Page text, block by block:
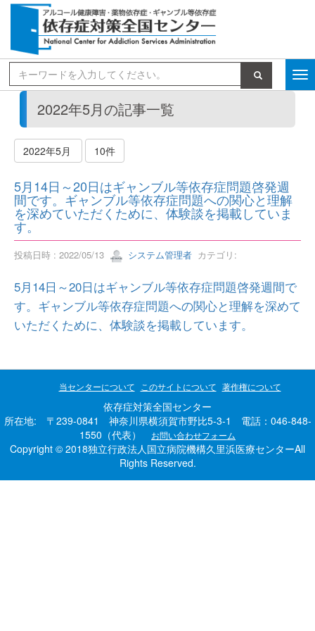
検索
2022年5月の記事一覧
2022年5月 10件
5月14日～20日はギャンブル等依存症問題啓発週
間です。ギャンブル等依存症問題への関心と理解
を深めていただくために、体験談を掲載していま
す。
投稿日時 : 2022/05/13 システム管理者 カテゴリ:
5月14日～20日はギャンブル等依存症問題啓発週間で
す。ギャンブル等依存症問題への関心と理解を深めて
いただくために、体験談を掲載しています。
当センターについて このサイトについて 著作権について
依存症対策全国センター
所在地: 〒239-0841 神奈川県横須賀市野比5-3-1 電話：046-848-
1550（代表）
お問い合わせフォーム
Copyright © 2018独立行政法人国立病院機構久里浜医療センターAll
Rights Reserved.